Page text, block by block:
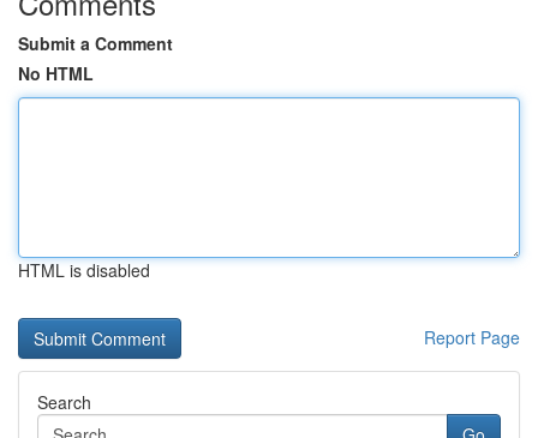
Submit a Comment
No HTML
HTML is disabled
Report Page
Search